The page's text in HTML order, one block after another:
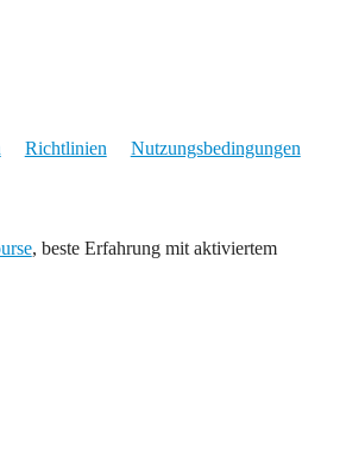
Richtlinien Nutzungsbedingungen
, beste Erfahrung mit aktiviertem